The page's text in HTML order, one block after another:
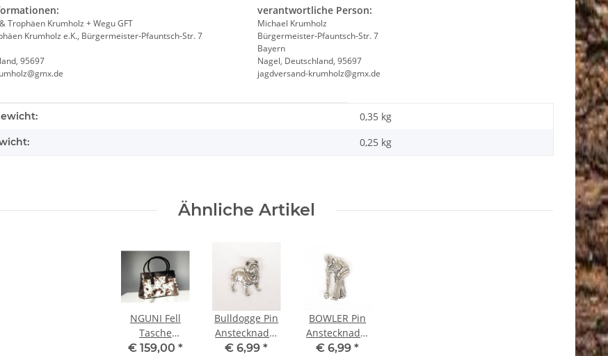
Trophäen Krumholz + Wegu GFT
Krumholz e.K., Bürgermeister-Pfauntsch-Str. 7
95697
verantwortliche Person:
Michael Krumholz
Bürgermeister-Pfauntsch-Str. 7
Bayern
Nagel, Deutschland, 95697
jagdversand-krumholz@gmx.de
0,35 kg
0,25 kg
Ähnliche Artikel
NGUNI Fell
Tasche
Shopper
€ 159,00 *
Bulldogge Pin
Anstecknadel
Anstecker
€ 6,99*
BOWLER Pin
Anstecknadel
Anstecker
€ 6,99*